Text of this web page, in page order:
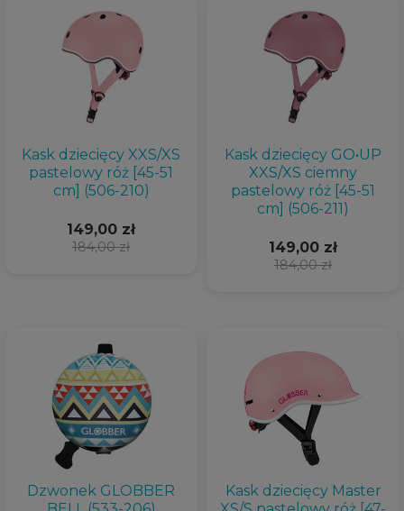
Kask dziecięcy XXS/XS
pastelowy róż [45-51
cm] (506-210)
184,00 zł
149,00 zł
Kask dziecięcy GO•UP
XXS/XS ciemny
pastelowy róż [45-51
cm] (506-211)
184,00 zł
149,00 zł
Dzwonek GLOBBER
Kask dziecięcy Master